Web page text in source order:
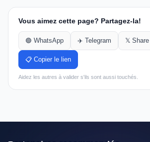
Vous aimez cette page? Partagez-la!
🟢 WhatsApp ✈️ Telegram 𝕏 Share
📋 Copier le lien
Aidez les autres à valider s'ils sont aussi touchés.